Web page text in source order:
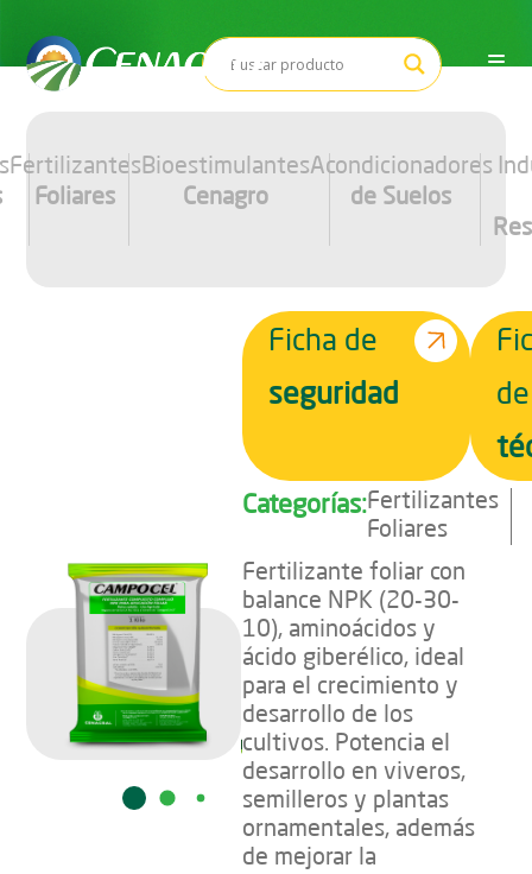
contenido
Fertilizantes
Foliares
Bioestimulantes
Cenagro
Acondicionadores
de Suelos
Ficha de
seguridad
de
Categorías:Fertilizantes
Foliares
Fertilizante foliar con
balance NPK (20-30-
10), aminoácidos y
ácido giberélico, ideal
para el crecimiento y
desarrollo de los
cultivos. Potencia el
desarrollo en viveros,
semilleros y plantas
ornamentales, además
de mejorar la